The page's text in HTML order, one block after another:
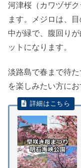
河津桜（カワヅザ
ます。メジロは、
中が緑で、腹回り
ットになります。
淡路島で春まで待
を楽しみたい方にお